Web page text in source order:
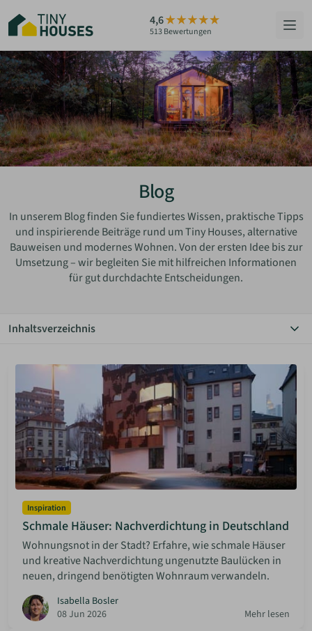
Hauptinhalt
springen
4,6
513 Bewertungen
HÄUSER
BERATUNG
GRUNDSTÜCKE
ÜBER UNS
ZUM HAUS-FINDER
MERKLISTE
Blog
In unserem Blog finden Sie fundiertes Wissen, praktische Tipps
und inspirierende Beiträge rund um Tiny Houses, alternative
Bauweisen und modernes Wohnen. Von der ersten Idee bis zur
Umsetzung – wir begleiten Sie mit hilfreichen Informationen
für gut durchdachte Entscheidungen.
Inhaltsverzeichnis
Autarkie
Bauen Diy
Community
Einrichtung
Grundstücke
Haus & Garten
Hauskauf
Inspiration
Mieten & Vermieten
Minimalismus
Rechtliches
Solaranlagen
Sparen
Inspiration
Schmale Häuser: Nachverdichtung in Deutschland
Wohnungsnot in der Stadt? Erfahre, wie schmale Häuser
und kreative Nachverdichtung ungenutzte Baulücken in
neuen, dringend benötigten Wohnraum verwandeln.
Isabella Bosler
08 Jun 2026
Mehr lesen